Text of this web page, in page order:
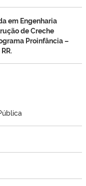
em Engenharia
de Creche
Proinfância –